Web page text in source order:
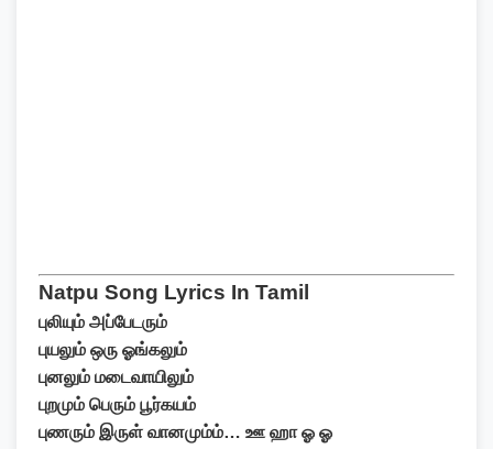
Natpu Song Lyrics In Tamil
புலியும் அப்பேடரும்
புயலும் ஒரு ஓங்கலும்
புனலும் மடைவாயிலும்
புறமும் பெரும் பூர்கயம்
புணரும் இருள் வானமும்ம்… ஊ ஹா ஓ ஓ